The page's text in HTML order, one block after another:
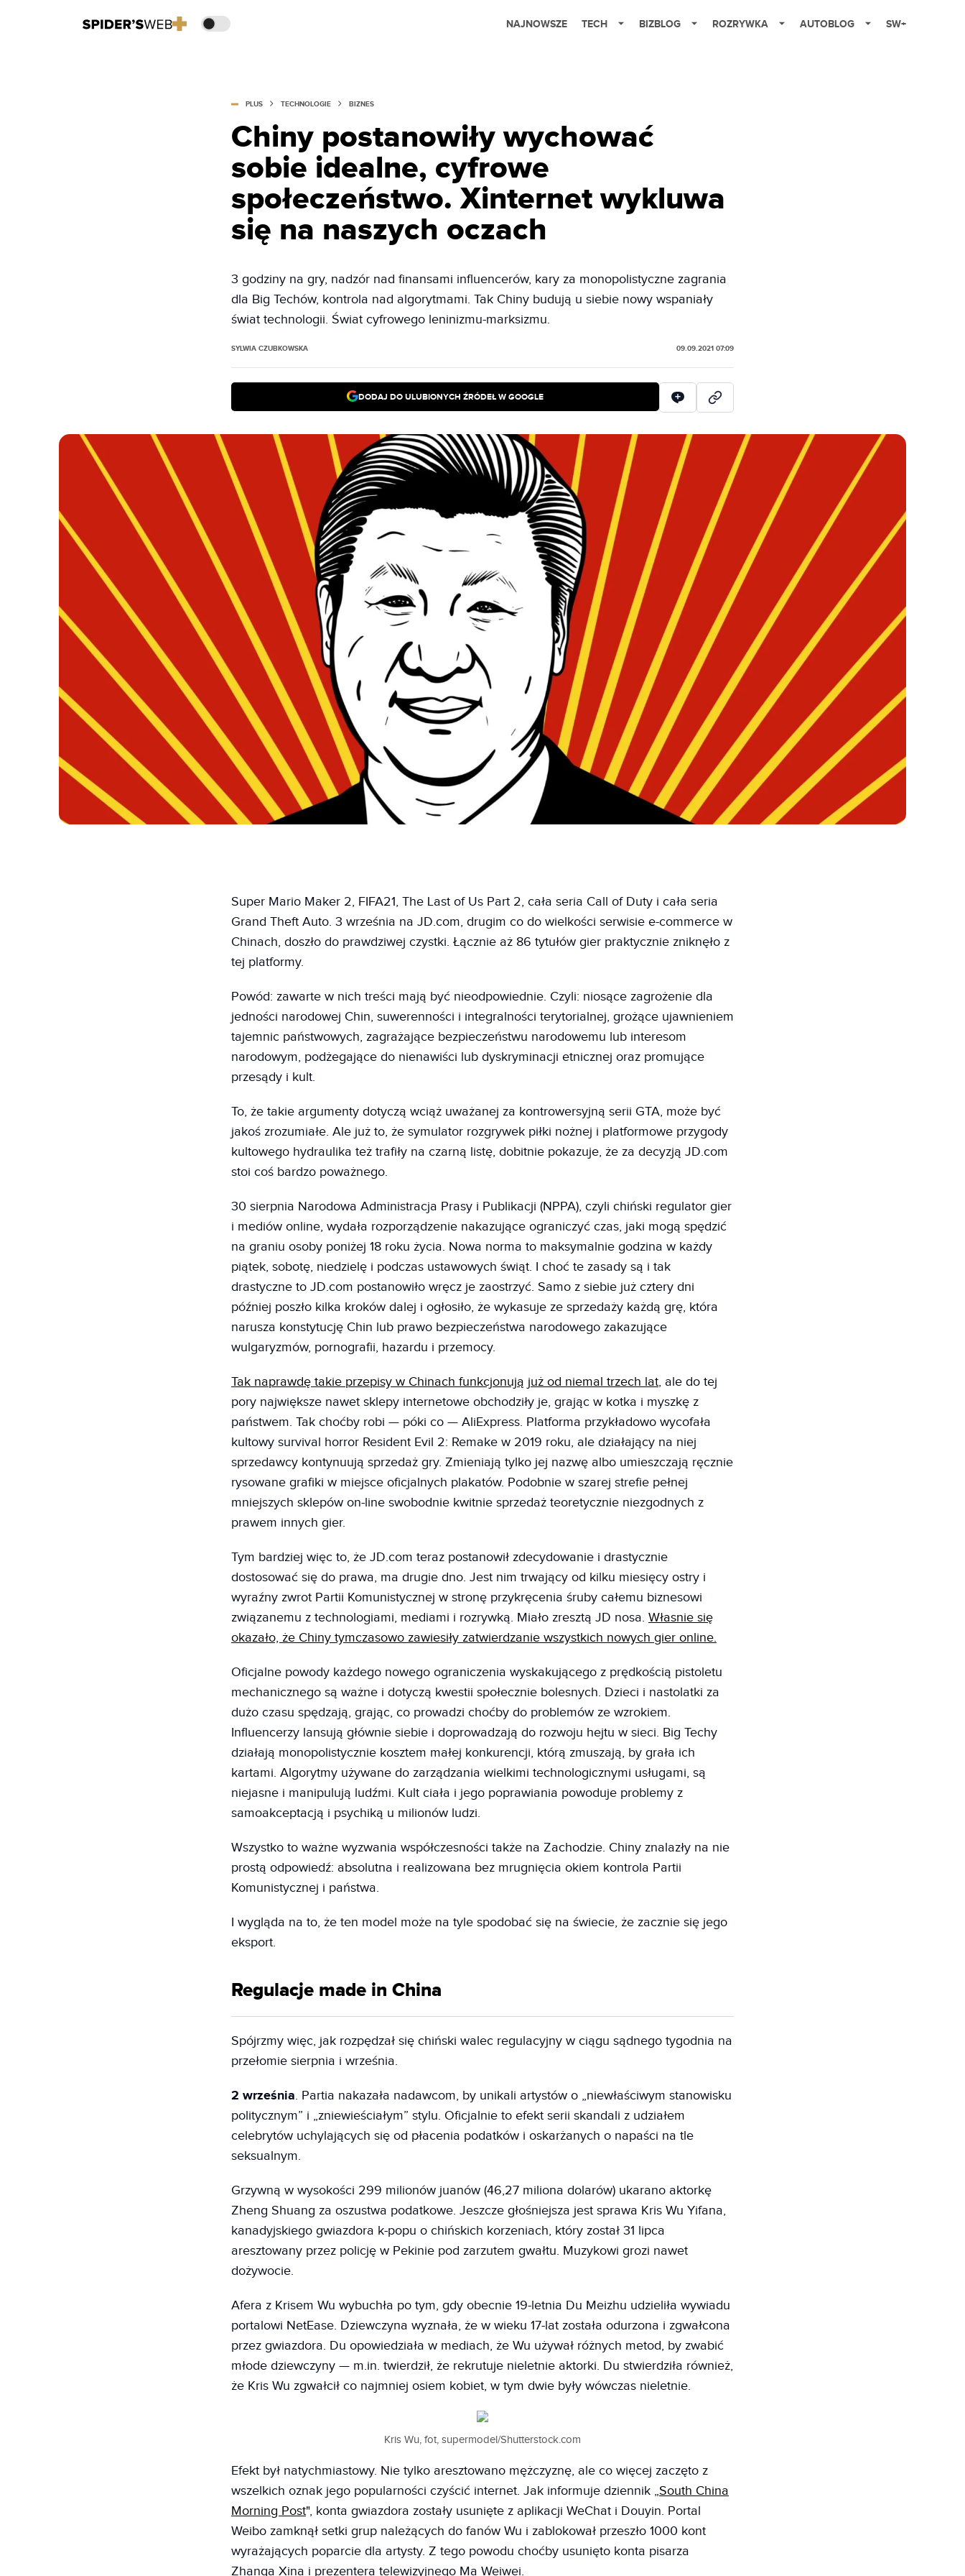
NAJNOWSZE TECH BIZBLOG ROZRYWKA AUTOBLOG SW+
PLUS TECHNOLOGIE BIZNES
Chiny postanowiły wychować
sobie idealne, cyfrowe
społeczeństwo. Xinternet wykluwa
się na naszych oczach
3 godziny na gry, nadzór nad finansami influencerów, kary za monopolistyczne zagrania
dla Big Techów, kontrola nad algorytmami. Tak Chiny budują u siebie nowy wspaniały
świat technologii. Świat cyfrowego leninizmu-marksizmu.
SYLWIA CZUBKOWSKA 09.09.2021 07:09
DODAJ DO ULUBIONYCH ŹRÓDEŁ W GOOGLE
Super Mario Maker 2, FIFA21, The Last of Us Part 2, cała seria Call of Duty i cała seria
Grand Theft Auto. 3 września na JD.com, drugim co do wielkości serwisie e-commerce w
Chinach, doszło do prawdziwej czystki. Łącznie aż 86 tytułów gier praktycznie zniknęło z
tej platformy.
Powód: zawarte w nich treści mają być nieodpowiednie. Czyli: niosące zagrożenie dla
jedności narodowej Chin, suwerenności i integralności terytorialnej, grożące ujawnieniem
tajemnic państwowych, zagrażające bezpieczeństwu narodowemu lub interesom
narodowym, podżegające do nienawiści lub dyskryminacji etnicznej oraz promujące
przesądy i kult.
To, że takie argumenty dotyczą wciąż uważanej za kontrowersyjną serii GTA, może być
jakoś zrozumiałe. Ale już to, że symulator rozgrywek piłki nożnej i platformowe przygody
kultowego hydraulika też trafiły na czarną listę, dobitnie pokazuje, że za decyzją JD.com
stoi coś bardzo poważnego.
30 sierpnia Narodowa Administracja Prasy i Publikacji (NPPA), czyli chiński regulator gier
i mediów online, wydała rozporządzenie nakazujące ograniczyć czas, jaki mogą spędzić
na graniu osoby poniżej 18 roku życia. Nowa norma to maksymalnie godzina w każdy
piątek, sobotę, niedzielę i podczas ustawowych świąt. I choć te zasady są i tak
drastyczne to JD.com postanowiło wręcz je zaostrzyć. Samo z siebie już cztery dni
później poszło kilka kroków dalej i ogłosiło, że wykasuje ze sprzedaży każdą grę, która
narusza konstytucję Chin lub prawo bezpieczeństwa narodowego zakazujące
wulgaryzmów, pornografii, hazardu i przemocy.
Tak naprawdę takie przepisy w Chinach funkcjonują już od niemal trzech lat, ale do tej
pory największe nawet sklepy internetowe obchodziły je, grając w kotka i myszkę z
państwem. Tak choćby robi — póki co — AliExpress. Platforma przykładowo wycofała
kultowy survival horror Resident Evil 2: Remake w 2019 roku, ale działający na niej
sprzedawcy kontynuują sprzedaż gry. Zmieniają tylko jej nazwę albo umieszczają ręcznie
rysowane grafiki w miejsce oficjalnych plakatów. Podobnie w szarej strefie pełnej
mniejszych sklepów on-line swobodnie kwitnie sprzedaż teoretycznie niezgodnych z
prawem innych gier.
Tym bardziej więc to, że JD.com teraz postanowił zdecydowanie i drastycznie
dostosować się do prawa, ma drugie dno. Jest nim trwający od kilku miesięcy ostry i
wyraźny zwrot Partii Komunistycznej w stronę przykręcenia śruby całemu biznesowi
związanemu z technologiami, mediami i rozrywką. Miało zresztą JD nosa. Własnie się
okazało, że Chiny tymczasowo zawiesiły zatwierdzanie wszystkich nowych gier online.
Oficjalne powody każdego nowego ograniczenia wyskakującego z prędkością pistoletu
mechanicznego są ważne i dotyczą kwestii społecznie bolesnych. Dzieci i nastolatki za
dużo czasu spędzają, grając, co prowadzi choćby do problemów ze wzrokiem.
Influencerzy lansują głównie siebie i doprowadzają do rozwoju hejtu w sieci. Big Techy
działają monopolistycznie kosztem małej konkurencji, którą zmuszają, by grała ich
kartami. Algorytmy używane do zarządzania wielkimi technologicznymi usługami, są
niejasne i manipulują ludźmi. Kult ciała i jego poprawiania powoduje problemy z
samoakceptacją i psychiką u milionów ludzi.
Wszystko to ważne wyzwania współczesności także na Zachodzie. Chiny znalazły na nie
prostą odpowiedź: absolutna i realizowana bez mrugnięcia okiem kontrola Partii
Komunistycznej i państwa.
I wygląda na to, że ten model może na tyle spodobać się na świecie, że zacznie się jego
eksport.
Regulacje made in China
Spójrzmy więc, jak rozpędzał się chiński walec regulacyjny w ciągu sądnego tygodnia na
przełomie sierpnia i września.
2 września. Partia nakazała nadawcom, by unikali artystów o „niewłaściwym stanowisku
politycznym” i „zniewieściałym” stylu. Oficjalnie to efekt serii skandali z udziałem
celebrytów uchylających się od płacenia podatków i oskarżanych o napaści na tle
seksualnym.
Grzywną w wysokości 299 milionów juanów (46,27 miliona dolarów) ukarano aktorkę
Zheng Shuang za oszustwa podatkowe. Jeszcze głośniejsza jest sprawa Kris Wu Yifana,
kanadyjskiego gwiazdora k-popu o chińskich korzeniach, który został 31 lipca
aresztowany przez policję w Pekinie pod zarzutem gwałtu. Muzykowi grozi nawet
dożywocie.
Afera z Krisem Wu wybuchła po tym, gdy obecnie 19-letnia Du Meizhu udzieliła wywiadu
portalowi NetEase. Dziewczyna wyznała, że w wieku 17-lat została odurzona i zgwałcona
przez gwiazdora. Du opowiedziała w mediach, że Wu używał różnych metod, by zwabić
młode dziewczyny — m.in. twierdził, że rekrutuje nieletnie aktorki. Du stwierdziła również,
że Kris Wu zgwałcił co najmniej osiem kobiet, w tym dwie były wówczas nieletnie.
Kris Wu, fot, supermodel/Shutterstock.com
Efekt był natychmiastowy. Nie tylko aresztowano mężczyznę, ale co więcej zaczęto z
wszelkich oznak jego popularności czyścić internet. Jak informuje dziennik „South China
Morning Post", konta gwiazdora zostały usunięte z aplikacji WeChat i Douyin. Portal
Weibo zamknął setki grup należących do fanów Wu i zablokował przeszło 1000 kont
wyrażających poparcie dla artysty. Z tego powodu choćby usunięto konta pisarza
Zhanga Xina i prezentera telewizyjnego Ma Weiwei.